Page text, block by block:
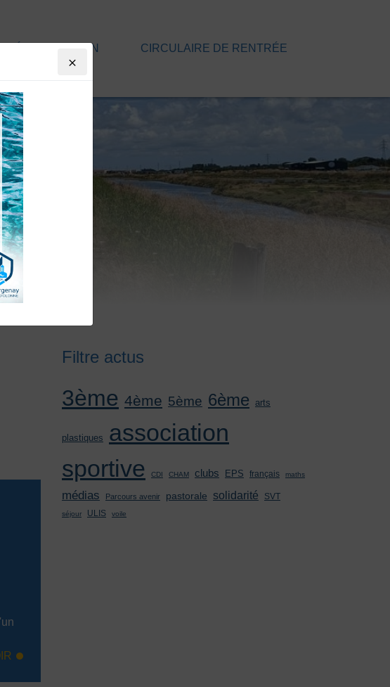
PRÉ-INSCRIPTION CIRCULAIRE DE RENTRÉE
Filtre actus
3ème 4ème 5ème 6ème arts
plastiques
association
sportive
CDI CHAM clubs EPS français maths
médias Parcours avenir pastorale solidarité SVT
séjour ULIS voile